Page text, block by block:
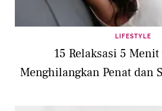
LIFESTYLE
15 Relaksasi 5
Menghilangkan Penat dan